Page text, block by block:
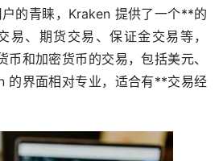
的青睐，Kraken 提供了一个**的
易、期货交易、保证金交易等，
和加密货币的交易，包括美元、
的界面相对专业，适合有**交易经